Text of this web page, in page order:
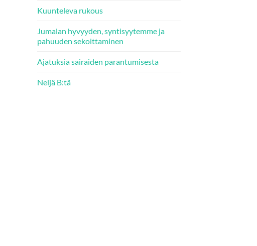
Kuunteleva rukous
Jumalan hyvyyden, syntisyytemme ja
pahuuden sekoittaminen
Ajatuksia sairaiden parantumisesta
Neljä B:tä